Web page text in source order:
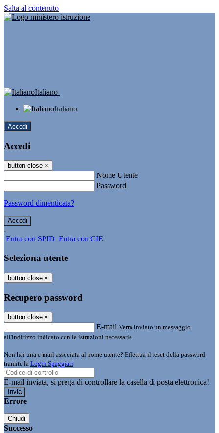
Salta al contenuto
Italiano
Italiano
Accedi
Accedi
button close ×
Nome Utente
Password
Password dimenticata?
-
Entra con SPID Entra con CIE
Seleziona utente
button close ×
Recupero password
button close ×
E-mail Verrà inviato un messaggio
all'indirizzo indicato con le istruzioni necessarie.
Non hai una e-mail associata al nome utente? Effettua il reset della password
tramite la Login Spaggiari
E-mail inviata, si prega di controllare la casella di posta elettronica!
Errore
Chiudi
Successo